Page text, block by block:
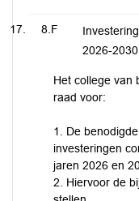
8.F
2026-2030
Het college van
raad voor:
1. De
investeringen
jaren 2026 en
2. Hiervoor de